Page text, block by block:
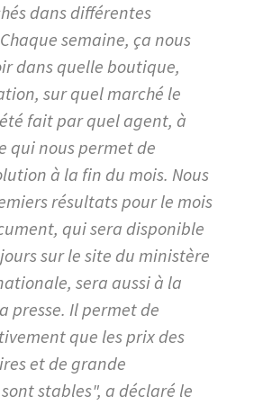
dans différentes
semaine, ça nous
dans quelle boutique,
sur quel marché le
fait par quel agent, à
qui nous permet de
à la fin du mois. Nous
résultats pour le mois
qui sera disponible
sur le site du ministère
sera aussi à la
presse. Il permet de
que les prix des
et de grande
stables", a déclaré le